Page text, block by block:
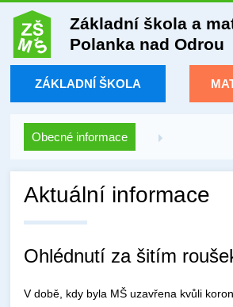
Základní škola a
Polanka nad Odrou
ZÁKLADNÍ ŠKOLA
Obecné informace
Aktuální informace
Ohlédnutí za šitím
V době, kdy byla MŠ uzavřena kvůli